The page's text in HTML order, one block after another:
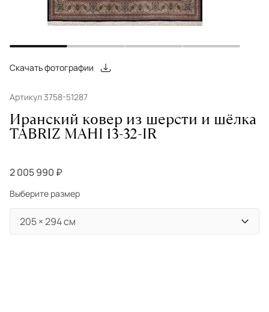
Скачать фотографии
Артикул 3758-51287
Иранский ковер из шерсти и шёлка
TABRIZ MAHI 13-32-IR
2 005 990 ₽
Выберите размер